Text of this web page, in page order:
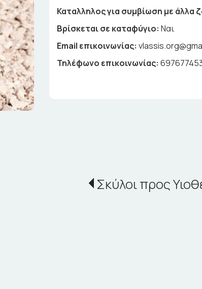
Καταλληλος για συμβίωση με άλλα
Βρίσκεται σε καταφύγιο: Ναι
Email επικοινωνίας:
Τηλέφωνο επικοινωνίας:
Σκύλοι προς